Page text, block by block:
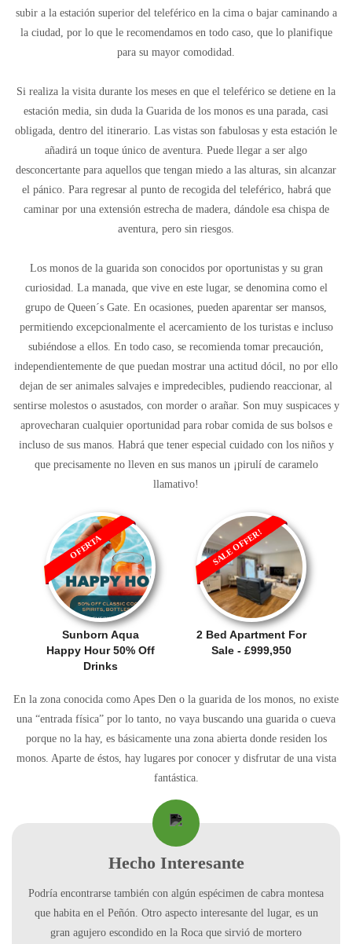
subir a la estación superior del teleférico en la cima o bajar caminando a
la ciudad, por lo que le recomendamos en todo caso, que lo planifique
para su mayor comodidad.
Si realiza la visita durante los meses en que el teleférico se detiene en la
estación media, sin duda la Guarida de los monos es una parada, casi
obligada, dentro del itinerario. Las vistas son fabulosas y esta estación le
añadirá un toque único de aventura. Puede llegar a ser algo
desconcertante para aquellos que tengan miedo a las alturas, sin alcanzar
el pánico. Para regresar al punto de recogida del teleférico, habrá que
caminar por una extensión estrecha de madera, dándole esa chispa de
aventura, pero sin riesgos.
Los monos de la guarida son conocidos por oportunistas y su gran
curiosidad. La manada, que vive en este lugar, se denomina como el
grupo de Queen´s Gate. En ocasiones, pueden aparentar ser mansos,
permitiendo excepcionalmente el acercamiento de los turistas e incluso
subiéndose a ellos. En todo caso, se recomienda tomar precaución,
independientemente de que puedan mostrar una actitud dócil, no por ello
dejan de ser animales salvajes e impredecibles, pudiendo reaccionar, al
sentirse molestos o asustados, con morder o arañar. Son muy suspicaces y
aprovecharan cualquier oportunidad para robar comida de sus bolsos e
incluso de sus manos. Habrá que tener especial cuidado con los niños y
que precisamente no lleven en sus manos un ¡pirulí de caramelo
llamativo!
Sunborn Aqua
Happy Hour 50% Off
Drinks
OFERTA
2 Bed Apartment For
Sale - £999,950
SALE OFFER!
En la zona conocida como Apes Den o la guarida de los monos, no existe
una “entrada física” por lo tanto, no vaya buscando una guarida o cueva
porque no la hay, es básicamente una zona abierta donde residen los
monos. Aparte de éstos, hay lugares por conocer y disfrutar de una vista
fantástica.
Hecho Interesante
Podría encontrarse también con algún espécimen de cabra montesa
que habita en el Peñón. Otro aspecto interesante del lugar, es un
gran agujero escondido en la Roca que sirvió de mortero